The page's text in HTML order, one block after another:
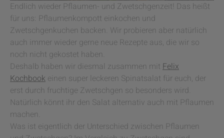
Endlich wieder Pflaumen- und Zwetschgenzeit! Das heißt
für uns: Pflaumenkompott einkochen und
Zwetschgenkuchen backen. Wir probieren aber natürlich
auch immer wieder gerne neue Rezepte aus, die wir so
noch nicht gekostet haben.
Deshalb haben wir diesmal zusammen mit Felix
Kochbook einen super leckeren Spinatsalat für euch, der
erst durch fruchtige Zwetschgen so besonders wird.
Natürlich könnt ihr den Salat alternativ auch mit Pflaumen
machen.
Was ist eigentlich der Unterschied zwischen Pflaumen